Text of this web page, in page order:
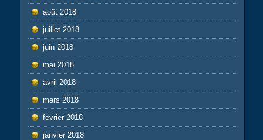
août 2018
juillet 2018
juin 2018
mai 2018
avril 2018
mars 2018
février 2018
janvier 2018